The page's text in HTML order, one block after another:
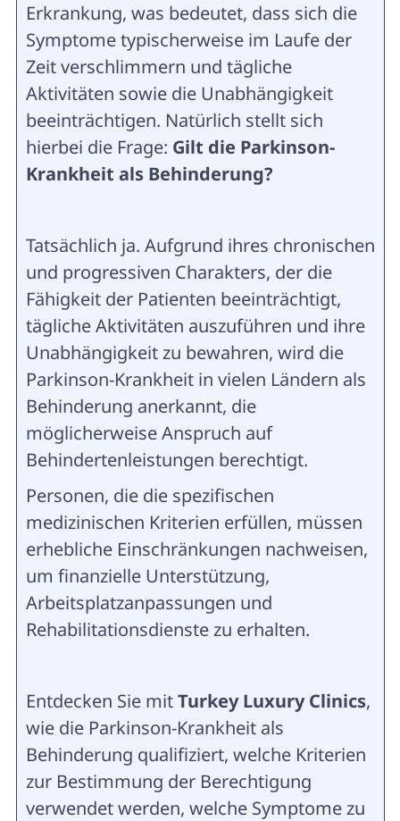
Erkrankung, was bedeutet, dass sich die
Symptome typischerweise im Laufe der
Zeit verschlimmern und tägliche
Aktivitäten sowie die Unabhängigkeit
beeinträchtigen. Natürlich stellt sich
hierbei die Frage: Gilt die Parkinson-
Krankheit als Behinderung?
Tatsächlich ja. Aufgrund ihres chronischen
und progressiven Charakters, der die
Fähigkeit der Patienten beeinträchtigt,
tägliche Aktivitäten auszuführen und ihre
Unabhängigkeit zu bewahren, wird die
Parkinson-Krankheit in vielen Ländern als
Behinderung anerkannt, die
möglicherweise Anspruch auf
Behindertenleistungen berechtigt.
Personen, die die spezifischen
medizinischen Kriterien erfüllen, müssen
erhebliche Einschränkungen nachweisen,
um finanzielle Unterstützung,
Arbeitsplatzanpassungen und
Rehabilitationsdienste zu erhalten.
Entdecken Sie mitTurkey Luxury Clinics,
wie die Parkinson-Krankheit als
Behinderung qualifiziert, welche Kriterien
zur Bestimmung der Berechtigung
verwendet werden, welche Symptome zu